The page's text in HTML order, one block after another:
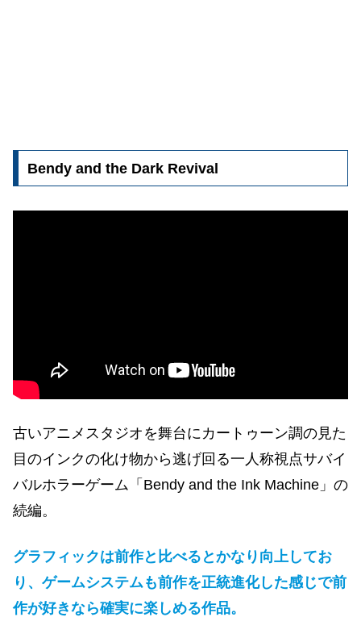
Bendy and the Dark Revival
古いアニメスタジオを舞台にカートゥーン調の見た
目のインクの化け物から逃げ回る一人称視点サバイ
バルホラーゲーム「Bendy and the Ink Machine」の
続編。
グラフィックは前作と比べるとかなり向上してお
り、ゲームシステムも前作を正統進化した感じで前
作が好きなら確実に楽しめる作品。